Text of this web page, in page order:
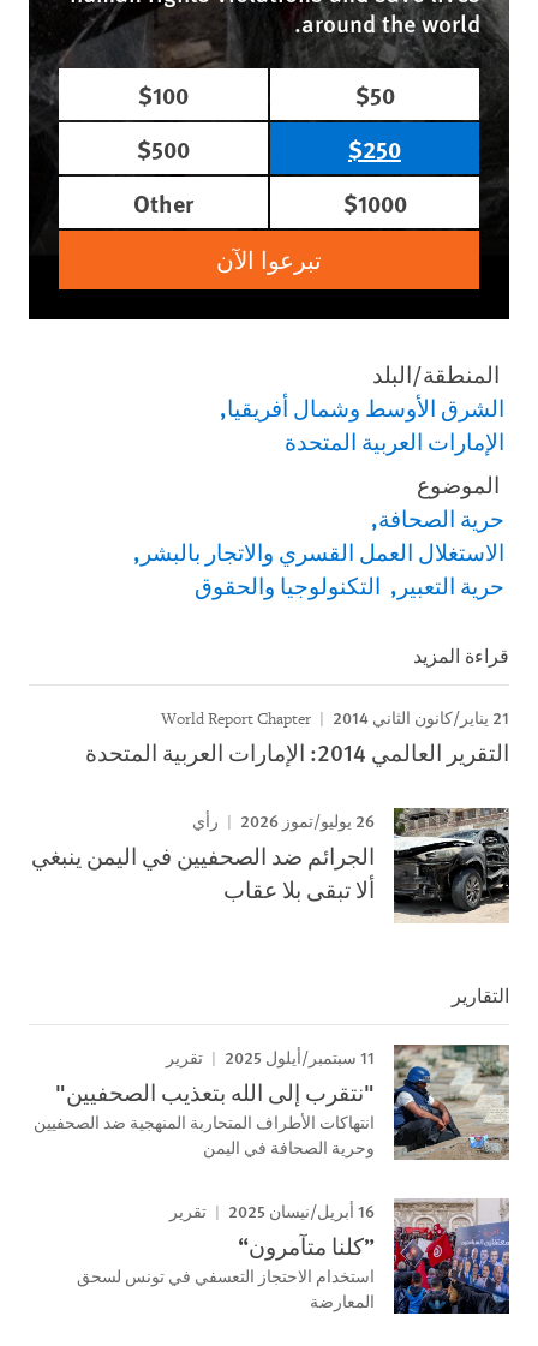
around the world.
$50
$100
$250
$500
$1000
Other
تبرعوا الآن
المنطقة/البلد
الشرق الأوسط وشمال أفريقيا
الإمارات العربية المتحدة
الموضوع
حرية الصحافة
الاستغلال العمل القسري والاتجار بالبشر
حرية التعبير
التكنولوجيا والحقوق
قراءة المزيد
21 يناير/كانون الثاني 2014
التقرير العالمي 2014: الإمارات العربية المتحدة
26 يوليو/تموز 2026 رأي
الجرائم ضد الصحفيين في اليمن ينبغي
ألا تبقى بلا عقاب
التقارير
11 سبتمبر/أيلول 2025 تقرير
"نتقرب إلى الله بتعذيب الصحفيين"
انتهاكات الأطراف المتحاربة المنهجية ضد الصحفيين
وحرية الصحافة في اليمن
16 أبريل/نيسان 2025 تقرير
”كلنا متآمرون“
استخدام الاحتجاز التعسفي في تونس لسحق
المعارضة